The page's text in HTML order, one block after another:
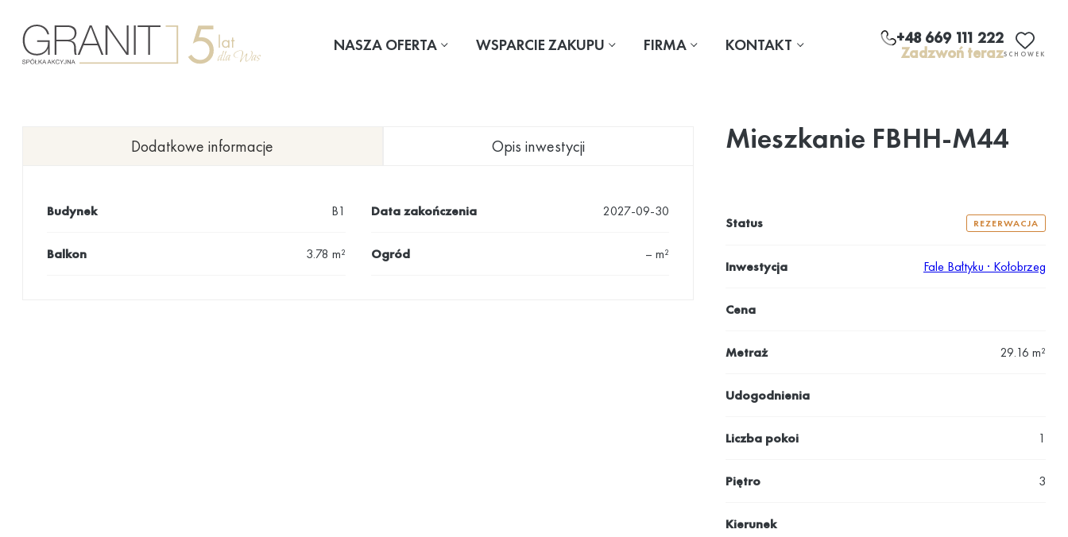
treści
NASZA OFERTA WSPARCIE ZAKUPU FIRMA KONTAKT +48 669 111 222
Zadzwoń terazSCHOWEK
Dodatkowe informacje Opis inwestycji
Budynek B1 Data zakończenia 2027-09-30
Balkon 3.78 m² Ogród – m²
Mieszkanie FBHH-M44
Status REZERWACJA
Inwestycja Fale Bałtyku · Kołobrzeg
Cena
Metraż 29.16 m²
Udogodnienia
Liczba pokoi 1
Piętro 3
Kierunek